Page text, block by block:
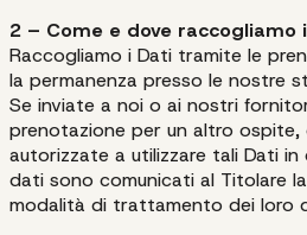
2 – Come e dove raccogliamo
Raccogliamo i Dati tramite le
la permanenza presso le nostre
Se inviate a noi o ai nostri
prenotazione per un altro ospite,
autorizzate a utilizzare tali Dati
dati sono comunicati al Titolare
modalità di trattamento dei loro